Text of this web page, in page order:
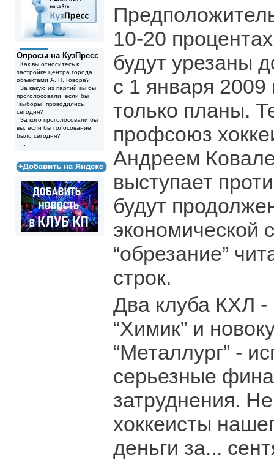
Опросы на КузПресс
Как вы относитесь к
застройке центра города
объектами А. Н. Говора?
За какую из партий вы бы
проголосовали, если бы
"выборы" проводились
сегодня?
За кого проголосовали бы
вы, если бы голосование
было сегодня?
10-20
будут урезаны
с 1 января 2009
только планы.
профсоюз
Андреем
выступает
будут
экономической
“обрезание”
строк.
Два клуба КХЛ -
“Химик” и
“Металлург” -
серьезные
затруднения.
хоккеисты
деньги за...